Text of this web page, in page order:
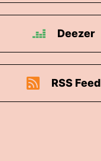
Deezer
RSS Feed